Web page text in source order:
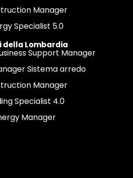
Manager
Specialist 5.0
della Lombardia
Support Manager
Sistema arredo
Manager
Specialist 4.0
Manager